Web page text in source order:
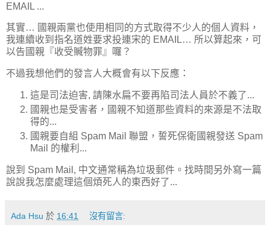
EMAIL ...
其實… 國親兩黨也使用相同的方式取得不少人的個人資料，
我連續收到指名道姓要求投連宋的 EMAIL… 所以算起來，可
以告國親『收受贓物罪』囉？
不過我想他們的發言人大概會有以下反應：
這是司法迫害, 請陳水扁不要再陷司法人員於不義了...
國親也是受害者，國親不知道那些資料的來源是不法取
得的...
國親要自組 Spam Mail 聯盟，誓死保衛國親發送 Spam
Mail 的權利...
說到 Spam Mail, 中文通常稱為垃圾郵件。找時間另外寫一篇
說說我怎麼處理這個煩死人的東西好了...
Ada Hsu 於 16:41 沒有留言: